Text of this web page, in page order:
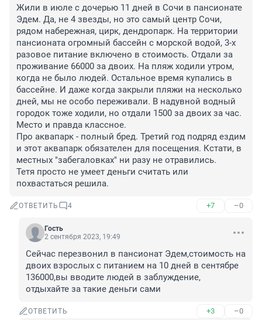
Жили в июле с дочерью 11 дней в Сочи в пансионате
Эдем. Да, не 4 звезды, но это самый центр Сочи,
рядом набережная, цирк, дендропарк. На территории
пансионата огромный бассейн с морской водой, 3-х
разовое питание включено в стоимость. Отдали за
проживание 66000 за двоих. На пляж ходили утром,
когда не было людей. Остальное время купались в
бассейне. И даже когда закрыли пляжи на несколько
дней, мы не особо переживали. В надувной водный
городок тоже ходили, но отдали 1500 за двоих за час.
Место и правда классное.
Про аквапарк - полный бред. Третий год подряд ездим
и этот аквапарк обязателен для посещения. Кстати, в
местных "забегаловках" ни разу не отравились.
Тетя просто не умеет деньги считать или
похвастаться решила.
ОТВЕТИТЬ 4 +7 –0
Гость
2 сентября 2023, 19:49
Сейчас перезвонил в пансионат Эдем,стоимость на
двоих взрослых с питанием на 10 дней в сентябре
136000,вы вводите людей в заблуждение,
отдыхайте за такие деньги сами
ОТВЕТИТЬ +3 –0